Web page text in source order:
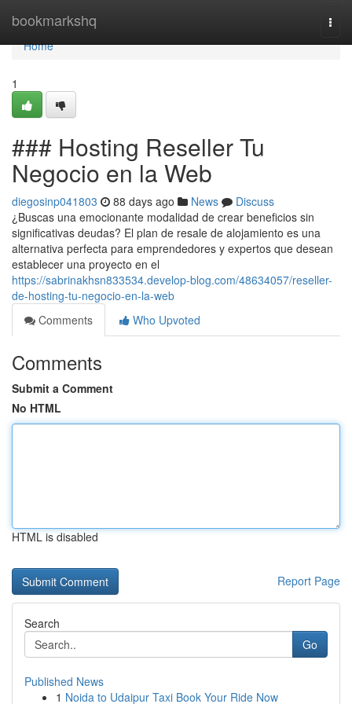
bookmarkshq
Home
Home
1
### Hosting Reseller Tu
Negocio en la Web
diegosinp041803 88 days ago News
Discuss
¿Buscas una emocionante modalidad de crear beneficios sin
significativas deudas? El plan de resale de alojamiento es una
alternativa perfecta para emprendedores y expertos que desean
establecer una proyecto en el
https://sabrinakhsn833534.develop-blog.com/48634057/reseller-
de-hosting-tu-negocio-en-la-web
Comments
Who Upvoted
Comments
Submit a Comment
No HTML
HTML is disabled
Report Page
Search
Go
Published News
1 Noida to Udaipur Taxi Book Your Ride Now